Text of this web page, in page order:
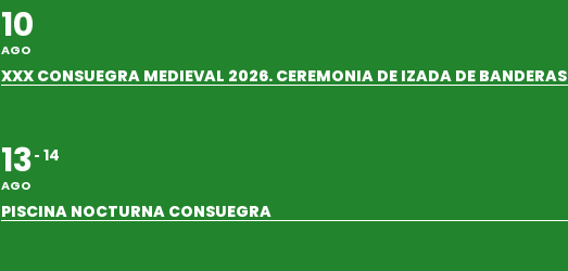
10
AGO
XXX CONSUEGRA MEDIEVAL 2026. CEREMONIA DE IZADA DE BANDERAS
13
AGO
14
PISCINA NOCTURNA CONSUEGRA